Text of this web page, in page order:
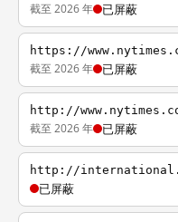
截至 2026 年 已屏蔽
https://
截至 2026 年 已屏蔽
http://
截至 2026 年 已屏蔽
http://
已屏蔽